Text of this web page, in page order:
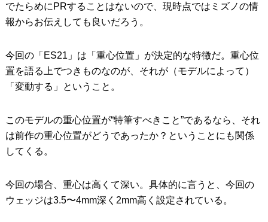
でたらめにPRすることはないので、現時点ではミズノの情
報からお伝えしても良いだろう。
今回の「ES21」は「重心位置」が決定的な特徴だ。重心位
置を語る上でつきものなのが、それが（モデルによって）
「変動する」ということ。
このモデルの重心位置が“特筆すべきこと”であるなら、それ
は前作の重心位置がどうであったか？ということにも関係
してくる。
今回の場合、重心は高くて深い。具体的に言うと、今回の
ウェッジは3.5〜4mm深く2mm高く設定されている。